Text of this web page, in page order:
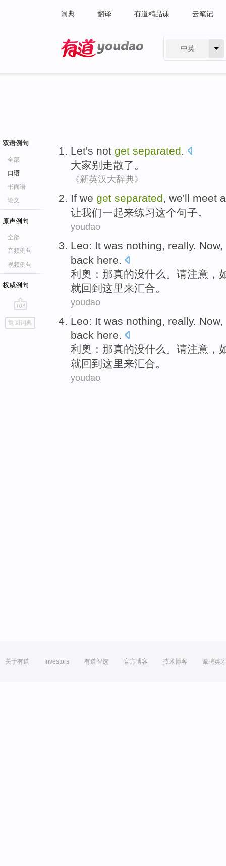
词典 翻译 有道精品课 云笔记
中英
双语例句
全部
口语
书面语
论文
原声例句
全部
音频例句
视频例句
权威例句
go
top
返回词典
Let's not get separated.
大家别 走散了。
《新英汉大辞典》
If we get separated, we'll meet
让我们一起来练习这个句子。
youdao
Leo: It was nothing really. Now,
back here
利 奥： 那真的没什么 。请注意，
就回到 这里来汇合。
youdao
Leo: It was nothing, really. Now,
back here.
利 奥： 那真的没什么。请注意，
就回到 这里来汇合。
youdao
关于有道 Investors 有道智选 官方博客 技术博客 诚聘英才